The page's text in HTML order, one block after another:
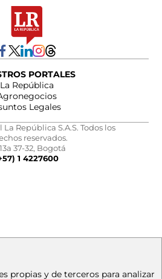
PORTALES
La República
Legales
República S.A.S. Todos los
reservados.
37-32, Bogotá
1 4227600
propias y de terceros para analizar